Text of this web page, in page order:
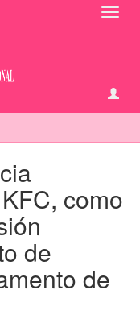
como
de
de